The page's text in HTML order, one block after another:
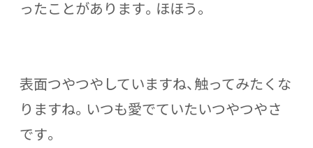
ったことがあります。ほほう。
表面つやつやしていますね、触ってみたくな
りますね。いつも愛でていたいつやつやさ
です。